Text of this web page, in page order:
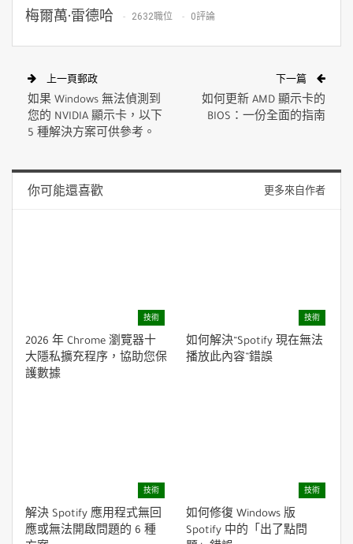
梅爾萬·雷德哈 2632職位 0評論
上一頁郵政
如果 Windows 無法偵測到
您的 NVIDIA 顯示卡，以下
5 種解決方案可供參考。
下一篇
如何更新 AMD 顯示卡的
BIOS：一份全面的指南
你可能還喜歡 更多來自作者
技術
2026 年 Chrome 瀏覽器十
大隱私擴充程序，協助您保
護數據
技術
如何解決“Spotify 現在無法
播放此內容”錯誤
技術
解決 Spotify 應用程式無回
應或無法開啟問題的 6 種
技術
如何修復 Windows 版
Spotify 中的「出了點問